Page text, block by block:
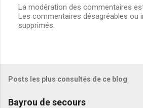
E
n
t
e
La modération des commentaires
Les commentaires désagréables ou
supprimés.
Posts les plus consultés de ce blog
Bayrou de secours